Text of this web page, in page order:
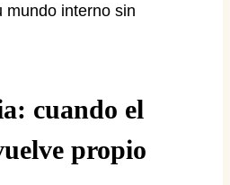
mundo interno sin
cuando el
propio